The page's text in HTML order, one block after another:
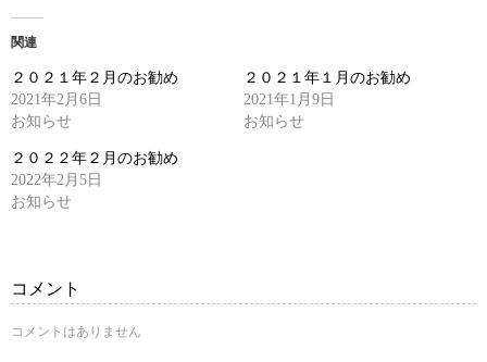
有
(新
し
い
ィ
ン
ド
ウ
で
ク
リ
く
だ
ウ
開
関連
２０２１年２月のお勧め
2021年2月6日
お知らせ
２０２１年１月のお勧め
2021年1月9日
お知らせ
２０２２年２月のお勧め
2022年2月5日
お知らせ
コメント
コメントはありません